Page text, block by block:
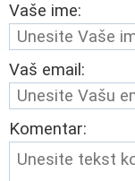
Vaše ime:
Vaš email:
Komentar: